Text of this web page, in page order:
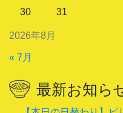
2026年8月
30
31
« 7月
最新お知ら